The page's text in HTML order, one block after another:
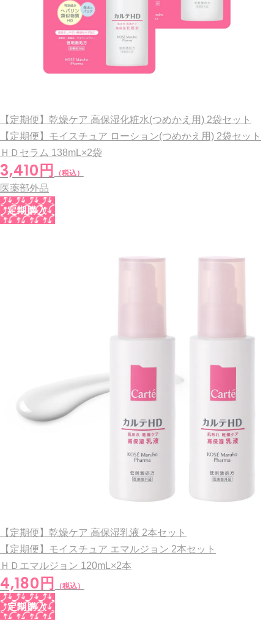
【定期便】乾燥ケア 高保湿化粧水(つめかえ用) 2袋セット
【定期便】モイスチュア ローション(つめかえ用) 2袋セット
ＨＤセラム 138mL×2袋
3,410円 （税込）
医薬部外品
定期購入
【定期便】乾燥ケア 高保湿乳液 2本セット
【定期便】モイスチュア エマルジョン 2本セット
ＨＤエマルジョン 120mL×2本
4,180円 （税込）
定期購入